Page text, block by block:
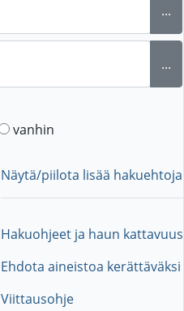
...
...
vanhin
Näytä/piilota lisää hakuehtoja
Hakuohjeet ja haun kattavuus
Ehdota aineistoa kerättäväksi
Viittausohje